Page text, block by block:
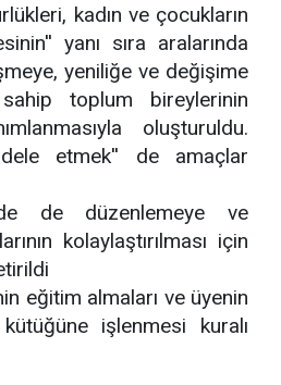
kadın ve çocukların
yanı sıra aralarında
yeniliğe ve değişime
toplum bireylerinin
oluşturuldu.
etmek'' de amaçlar
de düzenlemeye ve
kolaylaştırılması için
eğitim almaları ve üyenin
işlenmesi kuralı